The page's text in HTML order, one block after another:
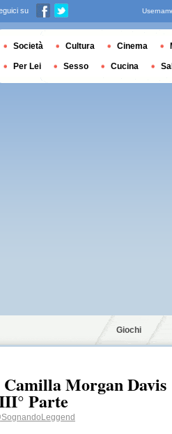
Giochi
Morgan Davis
Parte
su
Società Cultura Cinema
Per Lei Sesso Cucina